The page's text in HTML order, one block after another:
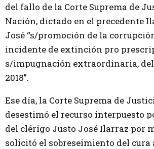
del fallo de la Corte Suprema de
Nación, dictado en el precedente
José “s/promoción de la
incidente de extinción pro
s/impugnación extraordinaria, del
2018”.
Ese día, la Corte Suprema de
desestimó el recurso interpuesto
del clérigo Justo José Ilarraz por
solicitó el sobreseimiento del cura